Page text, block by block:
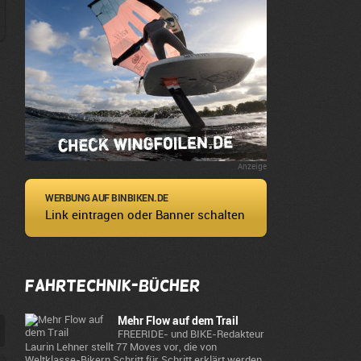
Anzeige
WERBUNG AUF BINBIKEN.DE
Link eintragen oder Banner schalten
Fahrtechnik-Bücher
Mehr Flow auf dem Trail
FREERIDE- und BIKE-Redakteur
Laurin Lehner stellt 77 Moves vor, die von